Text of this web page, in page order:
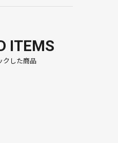
ITEMS
クした商品